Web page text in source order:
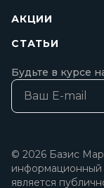
АКЦИИ
СТАТЬИ
Будьте в курсе
© 2026 Базис
информационный
является